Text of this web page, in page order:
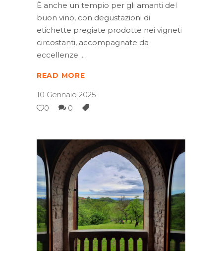
È anche un tempio per gli amanti del
buon vino, con degustazioni di
etichette pregiate prodotte nei vigneti
circostanti, accompagnate da
eccellenze
READ MORE
10 Gennaio 2025
0
0